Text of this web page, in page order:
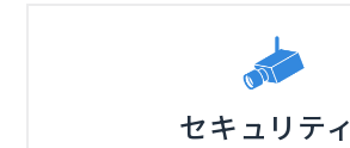
セキュリティ